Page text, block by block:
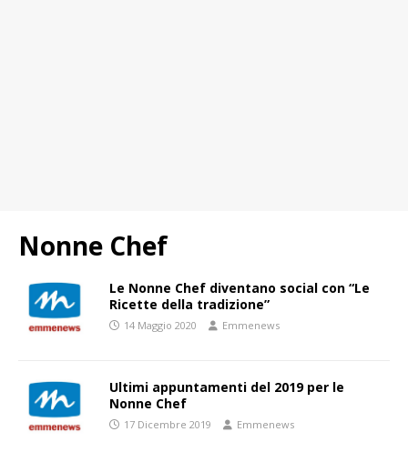
Nonne Chef
Le Nonne Chef diventano social con “Le
Ricette della tradizione”
14 Maggio 2020 Emmenews
Ultimi appuntamenti del 2019 per le
Nonne Chef
17 Dicembre 2019 Emmenews